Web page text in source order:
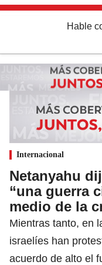
Hable
Internacional
Netanyahu
“una guerra
medio de la
Mientras tanto, en
israelíes han
acuerdo de alto el